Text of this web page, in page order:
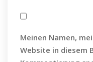
Meinen Namen,
Website in diesem